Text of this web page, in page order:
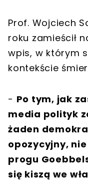
Prof. Wojciech
roku zamieścił
wpis, w którym
kontekście
- Po tym, jak
media polityk
żaden
opozycyjny,
progu
się kiszą we